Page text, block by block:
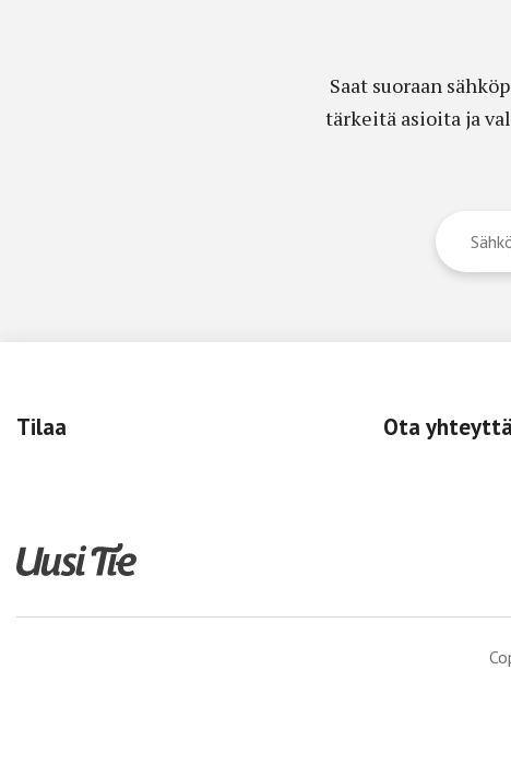
Saat suoraan
tärkeitä asioita ja
Tilaa Ota yhteyttä